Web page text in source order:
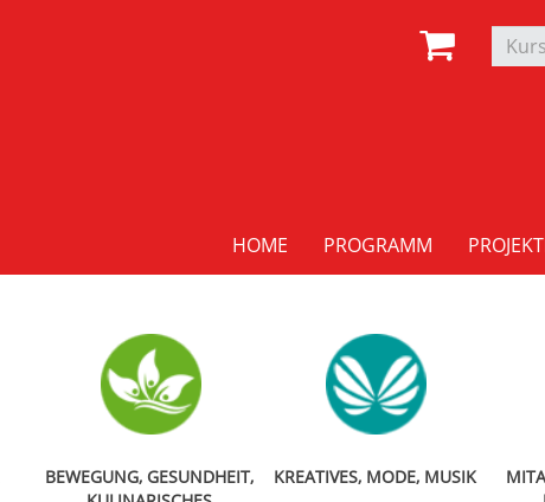
HOME PROGRAMM
BEWEGUNG, GESUNDHEIT,
KREATIVES, MODE, MUSIK